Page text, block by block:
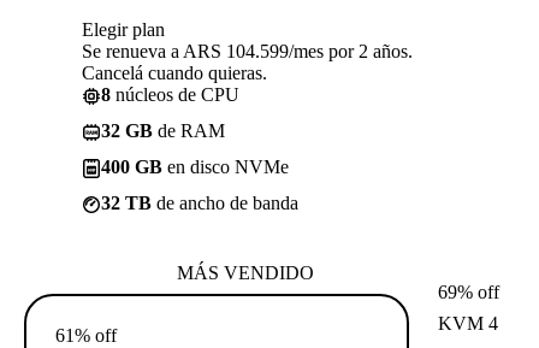
Elegir plan
Se renueva a ARS 104.599/mes por 2 años.
Cancelá cuando quieras.
8 núcleos de CPU
32 GB de RAM
400 GB en disco NVMe
32 TB de ancho de banda
MÁS VENDIDO
61% off
69% off
KVM 4